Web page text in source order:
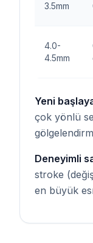
3.5mm
4.0-
4.5mm
Yeni
çok yönlü
Deneyimli
stroke
en büyük